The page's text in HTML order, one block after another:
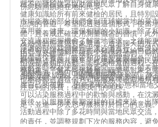
份經驗回饋給在地的民眾。
種不同健檢儀器協助當地民眾了解自身健
健康知識給所有前來健檢的居民，且特別
諮詢的管道，希望能透過這個形式，使當
體，且養成正確使用測量儀器的習慣，此
及熱情的態度與對象溝通，透過聊天的方
由引導及建議將正確觀念提供給他們，期
怕或是麻煩的活動，能享受檢查的過程，
定期檢查，為自己的健康把關。
市場衛教的部分我們會到琉球鄉當地的菜
享用藥、健康、環保相關的小知識，除了
交流過程把握機會了解當地需求，之後能
後也可以請他們將這些小知識分享給自己
動地點，是因其聚集了此地區各階層的民
務對象，了解不同年齡層、職業等對象之
也期待能透過這個方式將服務帶給當地所
淨灘的部份我們會到中澳沙灘進行，破浪
攜帶環保餐具、吸管和少用塑膠製品外，
雖然平時都有注意環保新聞、議題，但若
印象深刻。另外，我們也能從淨灘的過程
注意到的浪費，保護我們的地球。
關於出隊成員，期盼每個服務隊幹部、隊
廣自己的視野， 抱持著學習的心態和當地
可以沾染服務過程中的歡愉與感動，在沈
足，並進一步去思考服務對於自己的意義。
最後，以服務隊長期深耕的目標來說，出
活動過程中除了多花時間與當地民眾交流
的責任，並調整規劃下次的服務內容，避